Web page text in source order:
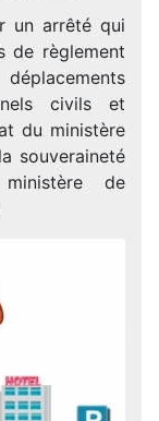
un arrêté qui
de règlement
civils et
du ministère
souveraineté
de